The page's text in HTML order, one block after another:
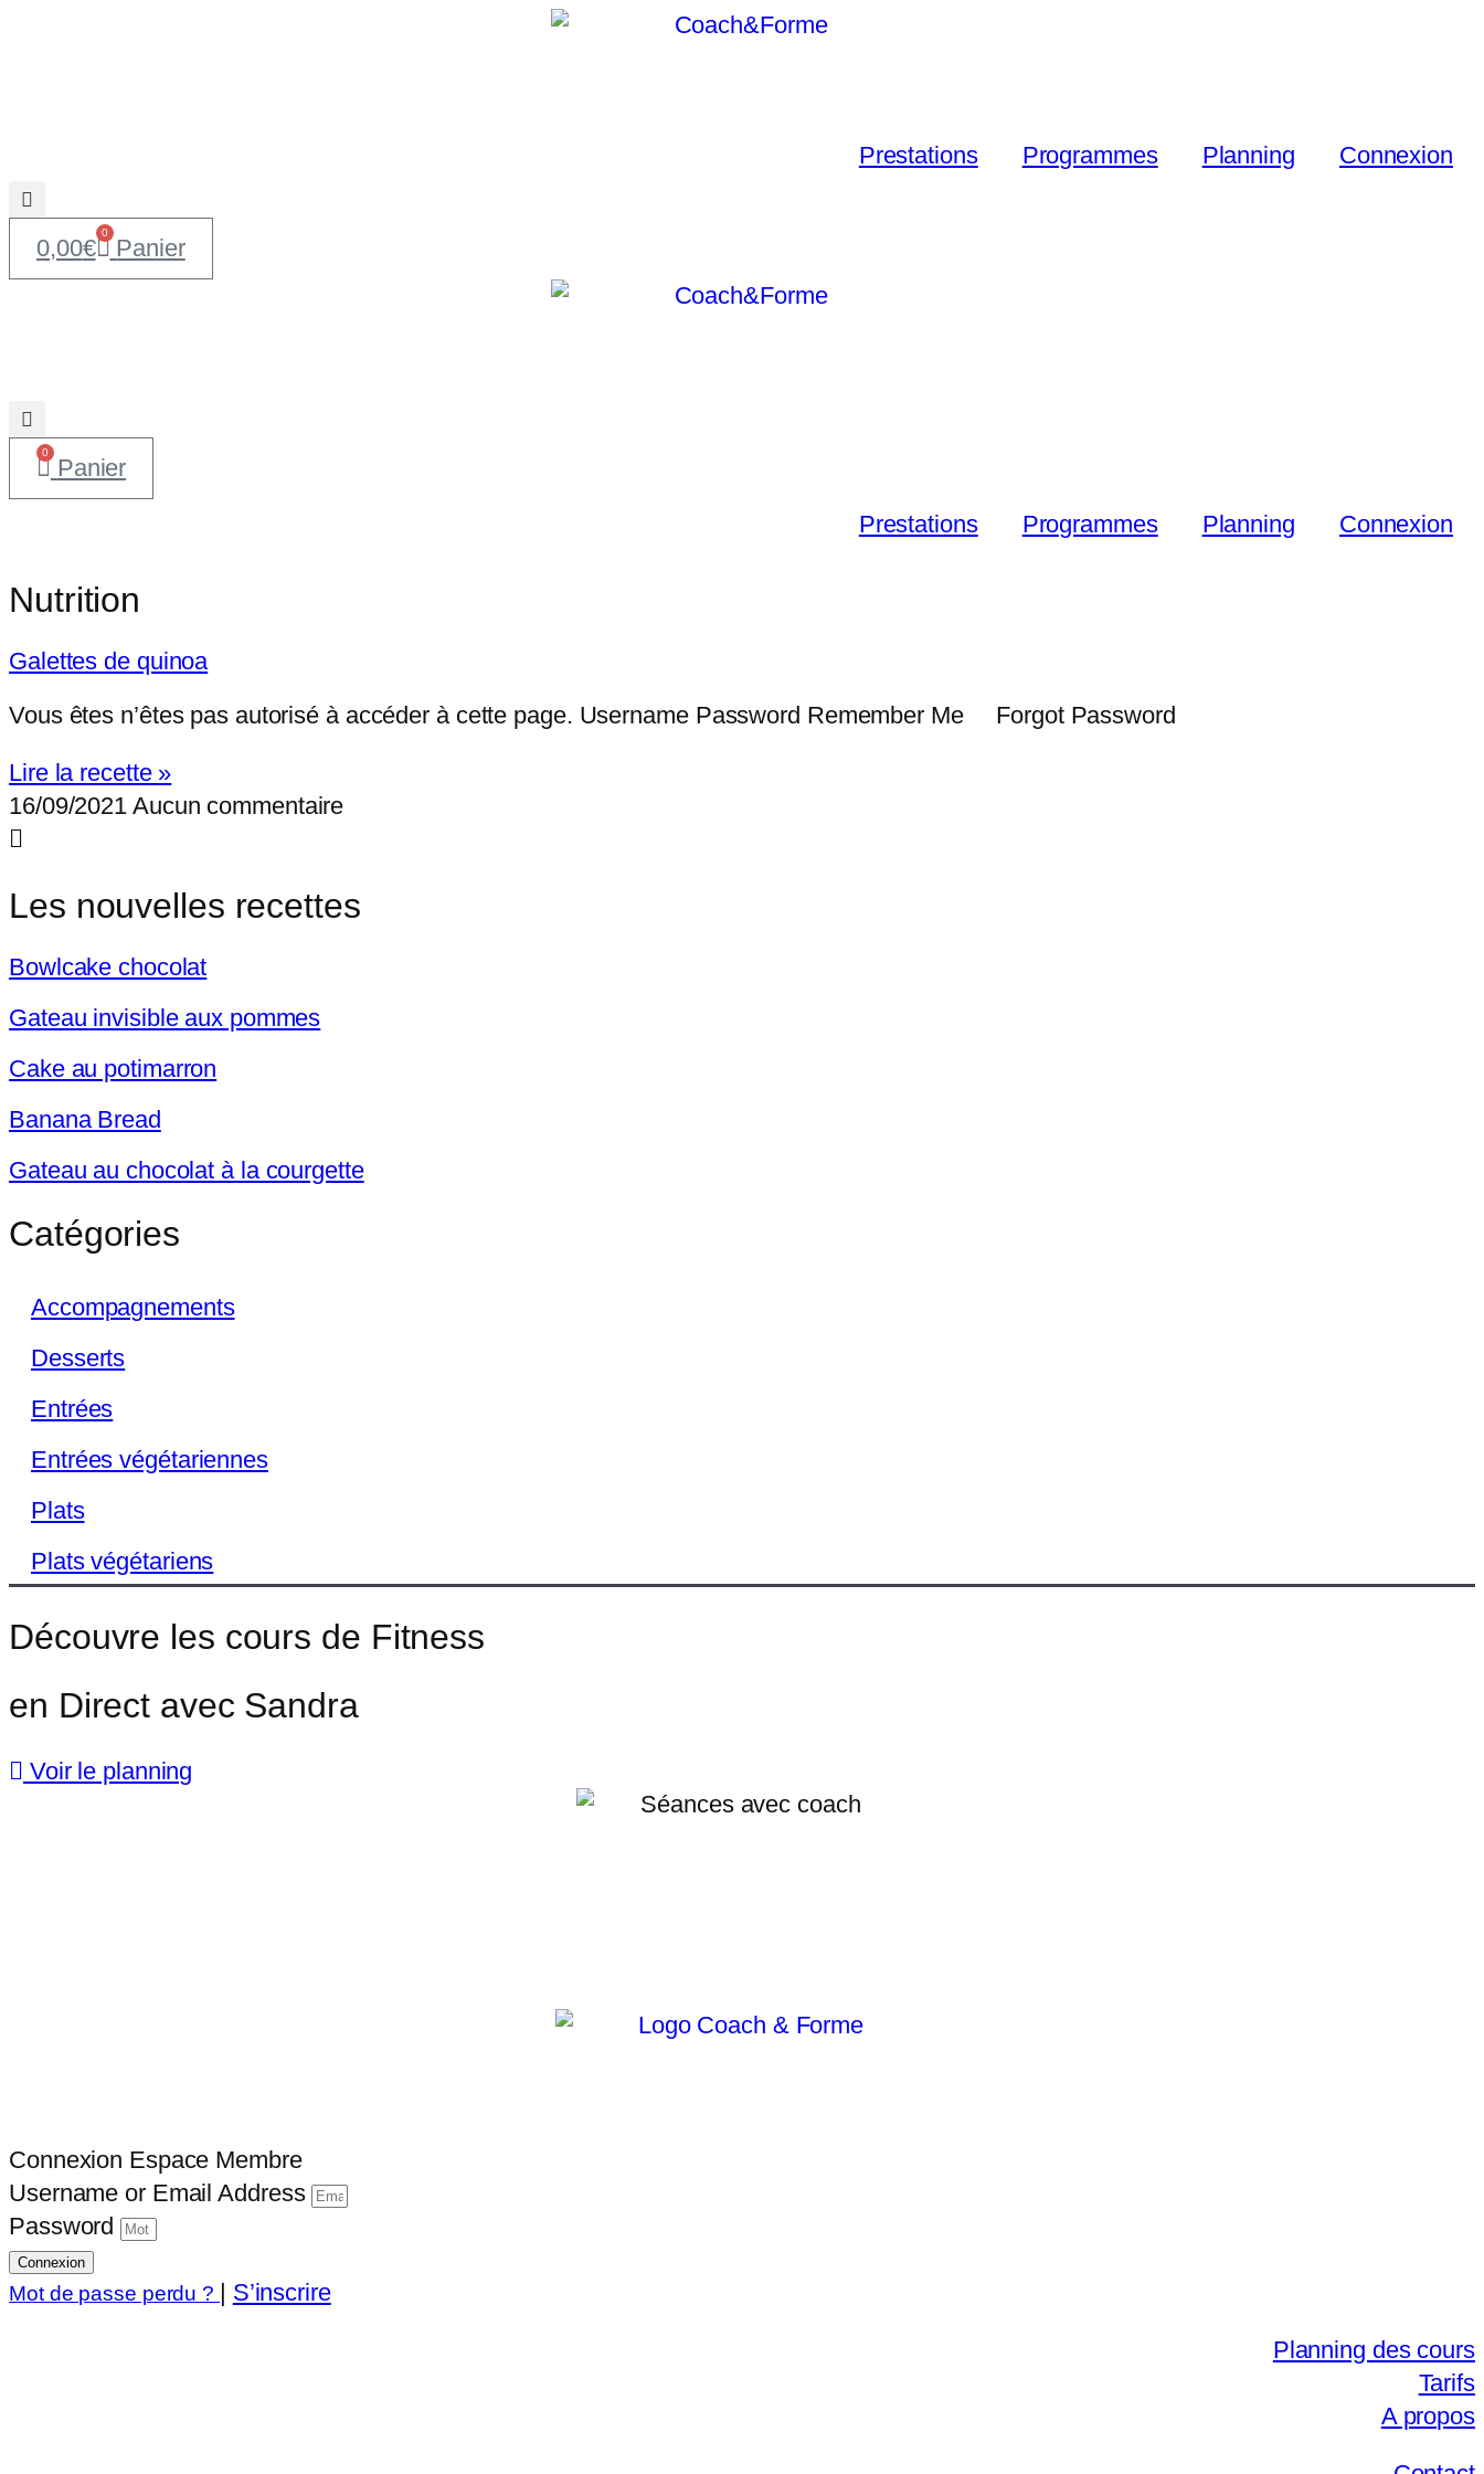
Prestations Programmes Planning Connexion
0,00€
0
Panier
0
Panier
Prestations Programmes Planning Connexion
Nutrition
Galettes de quinoa
Vous êtes n’êtes pas autorisé à accéder à cette page. Username Password Remember Me Forgot Password
Lire la recette »
16/09/2021 Aucun commentaire
Les nouvelles recettes
Bowlcake chocolat
Gateau invisible aux pommes
Cake au potimarron
Banana Bread
Gateau au chocolat à la courgette
Catégories
Accompagnements
Desserts
Entrées
Entrées végétariennes
Plats
Plats végétariens
Découvre les cours de Fitness
en Direct avec Sandra
Voir le planning
Connexion Espace Membre
Username or Email Address
Password
Connexion
Mot de passe perdu ? | S’inscrire
Planning des cours
Tarifs
A propos